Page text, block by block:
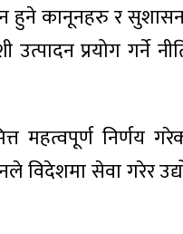
कानूनहरु र
प्रयोग गर्ने
महत्वपूर्ण निर्णय
विदेशमा सेवा गरेर